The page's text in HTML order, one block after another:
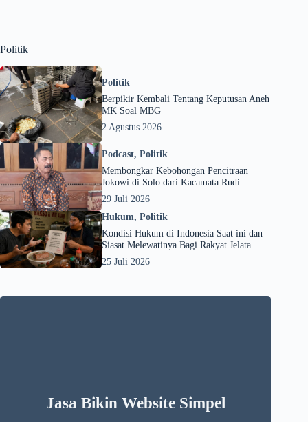
Politik
Politik
Berpikir Kembali Tentang Keputusan Aneh
MK Soal MBG
2 Agustus 2026
Podcast, Politik
Membongkar Kebohongan Pencitraan
Jokowi di Solo dari Kacamata Rudi
29 Juli 2026
Hukum, Politik
Kondisi Hukum di Indonesia Saat ini dan
Siasat Melewatinya Bagi Rakyat Jelata
25 Juli 2026
Jasa Bikin Website Simpel